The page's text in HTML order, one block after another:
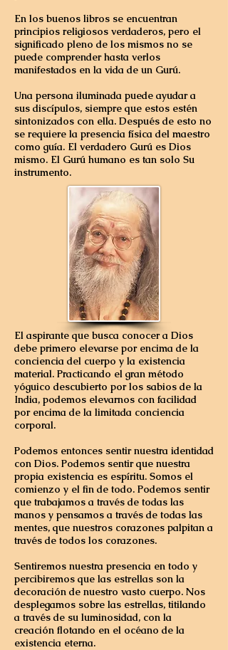
En los buenos libros se encuentran
principios religiosos verdaderos, pero el
significado pleno de los mismos no se
puede comprender hasta verlos
manifestados en la vida de un Gurú.
Una persona iluminada puede ayudar a
sus discípulos, siempre que estos estén
sintonizados con ella. Después de esto no
se requiere la presencia física del maestro
como guía. El verdadero Gurú es Dios
mismo. El Gurú humano es tan solo Su
instrumento.
El aspirante que busca conocer a Dios
debe primero elevarse por encima de la
conciencia del cuerpo y la existencia
material. Practicando el gran método
yóguico descubierto por los sabios de la
India, podemos elevarnos con facilidad
por encima de la limitada conciencia
corporal.
Podemos entonces sentir nuestra identidad
con Dios. Podemos sentir que nuestra
propia existencia es espíritu. Somos el
comienzo y el fin de todo. Podemos sentir
que trabajamos a través de todas las
manos y pensamos a través de todas las
mentes, que nuestros corazones palpitan a
través de todos los corazones.
Sentiremos nuestra presencia en todo y
percibiremos que las estrellas son la
decoración de nuestro vasto cuerpo. Nos
desplegamos sobre las estrellas, titilando
a través de su luminosidad, con la
creación flotando en el océano de la
existencia eterna.